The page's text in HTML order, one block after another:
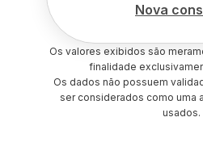
Nova
Os valores exibidos são
finalidade
Os dados não possuem
ser considerados como uma
usados.